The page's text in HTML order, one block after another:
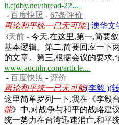
lt.cjdby.net/thread-22...
- 百度快照 - 67条评价
再论和平统一已无可能| 澳华文
3天前 - 今天,在这里,第一,简要
基本逻辑。第二,简要回应一下
的文章。第三,根据会议的要求
www.aucnln.com/article...
- 百度快照 - 评价
再论和平统一已无可能(李毅 )(
这里简单罗列一下,我在《李毅
能》中,对战争与和平的战略建
统一势力在台湾迅速消亡,和平